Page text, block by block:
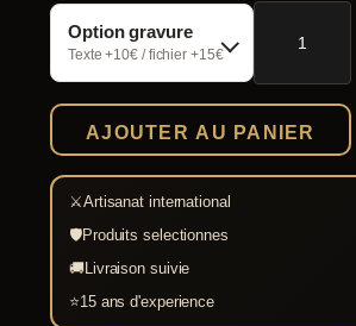
Option gravure
Texte +10€ / fichier +15€
quantité
croisée
AJOUTER AU PANIER
⚔Artisanat international
🛡Produits selectionnes
🚚Livraison suivie
⭐15 ans d'experience